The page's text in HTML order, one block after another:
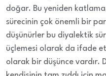
doğar. Bu yeniden
sürecinin çok önemli bir
düşünürler bu diyalektik
üçlemesi olarak da ifade
olarak bir düşünce vardır.